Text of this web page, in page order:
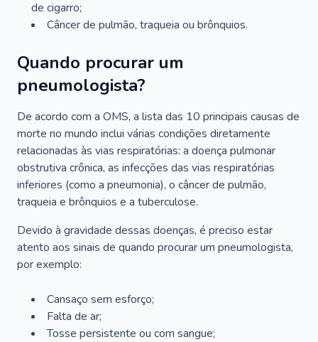
de cigarro;
Câncer de pulmão, traqueia ou brônquios.
Quando procurar um
pneumologista?
De acordo com a OMS, a lista das 10 principais causas de
morte no mundo inclui várias condições diretamente
relacionadas às vias respiratórias: a doença pulmonar
obstrutiva crônica, as infecções das vias respiratórias
inferiores (como a pneumonia), o câncer de pulmão,
traqueia e brônquios e a tuberculose.
Devido à gravidade dessas doenças, é preciso estar
atento aos sinais de quando procurar um pneumologista,
por exemplo:
Cansaço sem esforço;
Falta de ar;
Tosse persistente ou com sangue;